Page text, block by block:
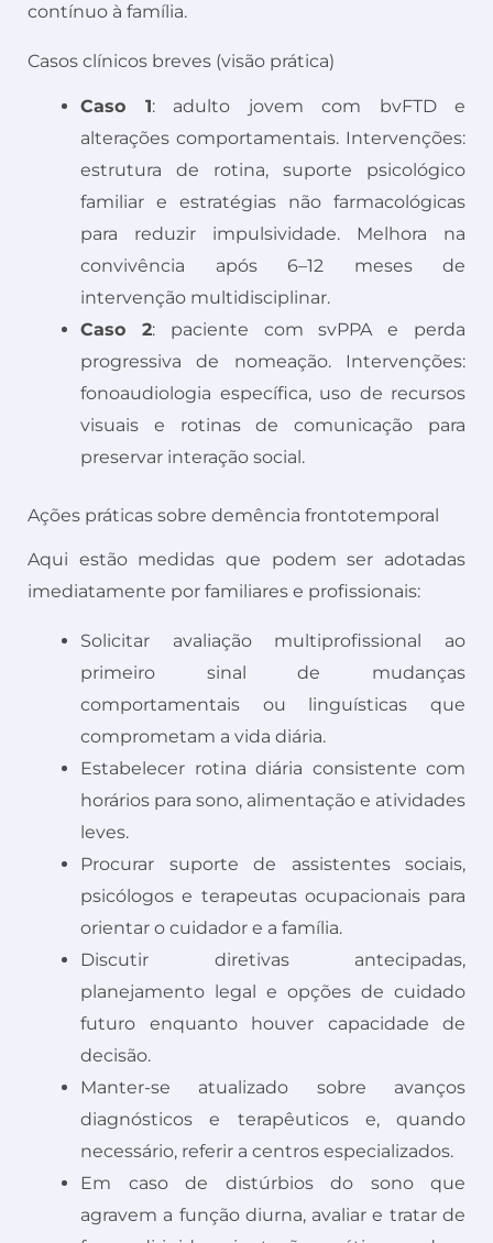
contínuo à família.
Casos clínicos breves (visão prática)
Caso 1: adulto jovem com bvFTD e
alterações comportamentais. Intervenções:
estrutura de rotina, suporte psicológico
familiar e estratégias não farmacológicas
para reduzir impulsividade. Melhora na
convivência após 6–12 meses de
intervenção multidisciplinar.
Caso 2: paciente com svPPA e perda
progressiva de nomeação. Intervenções:
fonoaudiologia específica, uso de recursos
visuais e rotinas de comunicação para
preservar interação social.
Ações práticas sobre demência frontotemporal
Aqui estão medidas que podem ser adotadas
imediatamente por familiares e profissionais:
Solicitar avaliação multiprofissional ao
primeiro sinal de mudanças
comportamentais ou linguísticas que
comprometam a vida diária.
Estabelecer rotina diária consistente com
horários para sono, alimentação e atividades
leves.
Procurar suporte de assistentes sociais,
psicólogos e terapeutas ocupacionais para
orientar o cuidador e a família.
Discutir diretivas antecipadas,
planejamento legal e opções de cuidado
futuro enquanto houver capacidade de
decisão.
Manter-se atualizado sobre avanços
diagnósticos e terapêuticos e, quando
necessário, referir a centros especializados.
Em caso de distúrbios do sono que
agravem a função diurna, avaliar e tratar de